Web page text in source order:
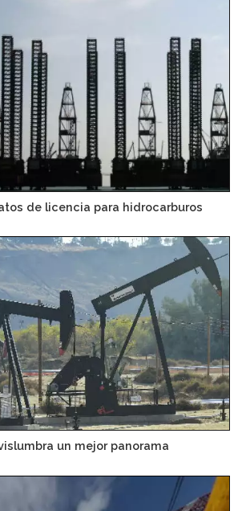
de licencia para hidrocarburos
un mejor panorama